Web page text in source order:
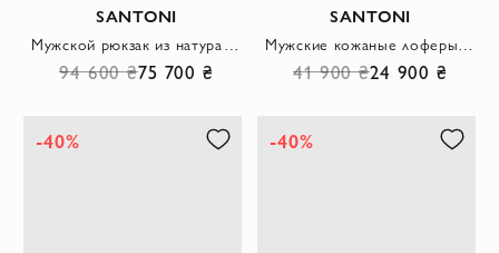
SANTONI
Мужской рюкзак из натуральной кожи в глубоком темно-синем цвете
94 600 ₴75 700 ₴
SANTONI
Мужские кожаные лоферы черные с классическим дизайном
41 900 ₴24 900 ₴
-40% -40%